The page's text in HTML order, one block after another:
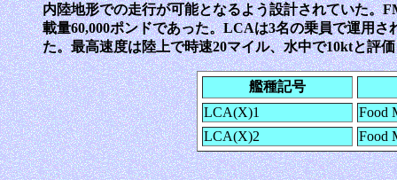
内陸地形での走行が可能となるよう設計されていた。
載量60,000ポンドであった。LCAは3名の乗員で運用
た。最高速度は陸上で時速20マイル、水中で10ktと評
艦種記号
LCA(X)1
Food
LCA(X)2
Food